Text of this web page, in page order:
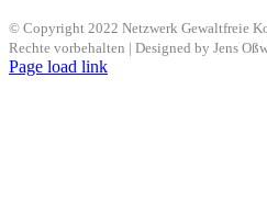
© Copyright 2022 Netzwerk Gewaltfreie
Rechte vorbehalten | Designed by Jens
Page load link